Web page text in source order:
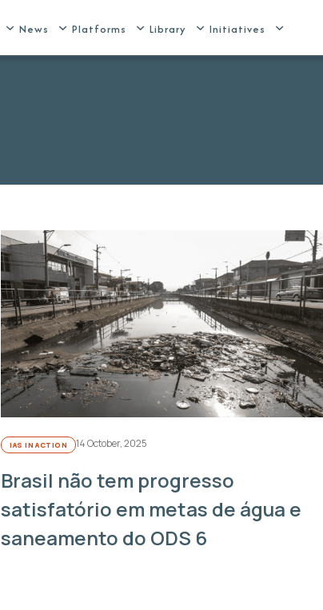
News Platforms Library Initiatives
IAS IN ACTION 14 October, 2025
Brasil não tem progresso
satisfatório em metas de água e
saneamento do ODS 6